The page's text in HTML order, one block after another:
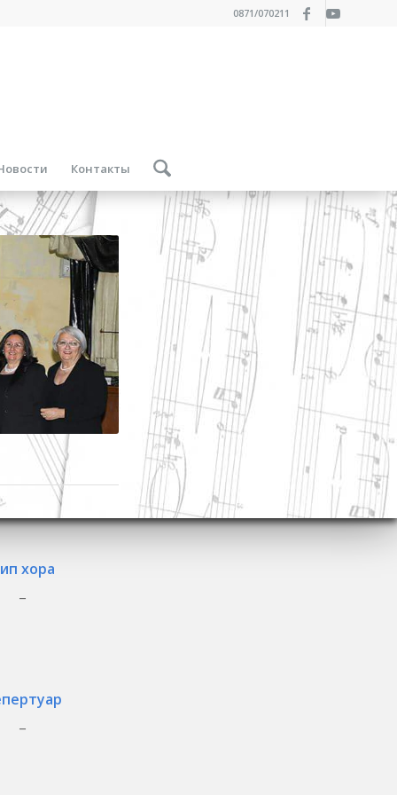
0871/070211
Контакты
хора